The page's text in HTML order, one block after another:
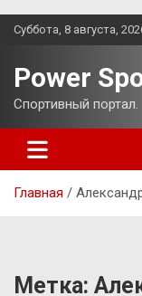
Перейти
Суббота, 8 августа,
Power
Спортивный портал.
Главная
Метка: